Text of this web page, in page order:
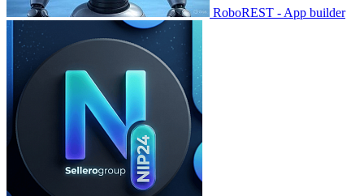
RoboREST - App builder